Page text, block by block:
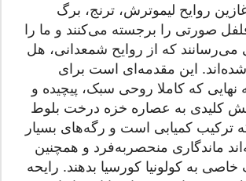
روایح لیموترش، ترنج، برگ
صورتی را برجسته می‌کنند و ما را
می‌رسانند که از روایح شمعدانی،‌ هل
این مقدمه‌ای است برای
که کاملا روحی سبک، پیچیده و
کلیدی به عصاره خزه درخت بلوط
ترکیب کمیابی است و رگه‌های بسیار
ماندگاری منحصربه‌فرد و همچنین
به کولونیا کورسیا بدهند. رایحه